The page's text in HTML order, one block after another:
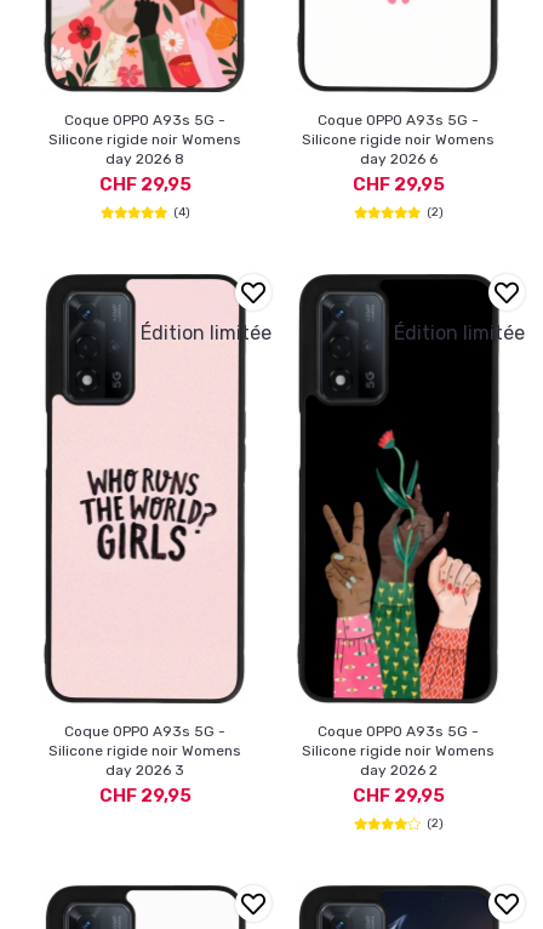
Coque OPPO A93s 5G -
Silicone rigide noir Womens
day 2026 8
CHF 29,95
(4)
Coque OPPO A93s 5G -
Silicone rigide noir Womens
day 2026 6
CHF 29,95
(2)
Coque OPPO A93s 5G -
Silicone rigide noir Womens
day 2026 3
CHF 29,95
Édition limitée
Coque OPPO A93s 5G -
Silicone rigide noir Womens
day 2026 2
CHF 29,95
(2)
Édition limitée